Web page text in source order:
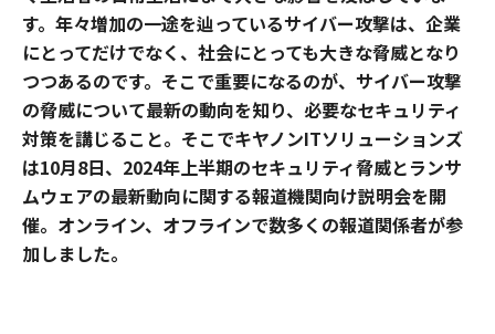
す。年々増加の一途を辿っているサイバー攻撃は、企業
にとってだけでなく、社会にとっても大きな脅威となり
つつあるのです。そこで重要になるのが、サイバー攻撃
の脅威について最新の動向を知り、必要なセキュリティ
対策を講じること。そこでキヤノンITソリューションズ
は10月8日、2024年上半期のセキュリティ脅威とランサ
ムウェアの最新動向に関する報道機関向け説明会を開
催。オンライン、オフラインで数多くの報道関係者が参
加しました。